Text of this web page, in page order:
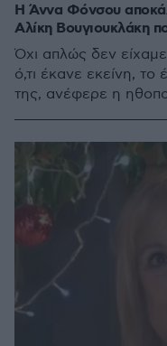
Η Άννα Φόνσου
Αλίκη Βουγιουκλάκη
Όχι απλώς δεν
ό,τι έκανε εκείνη,
της, ανέφερε η